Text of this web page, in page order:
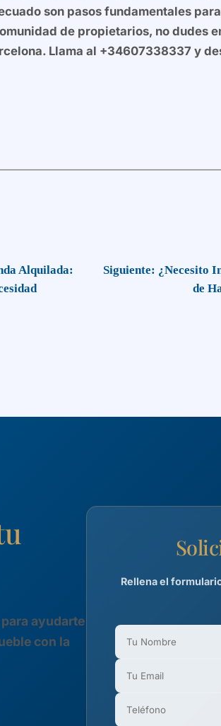
son pasos fundamentales
de propietarios, no dudes
Llama al +34607338337 y
Alquilada:
Siguiente: ¿Necesito
de
ayudarte
con la
Rellena el